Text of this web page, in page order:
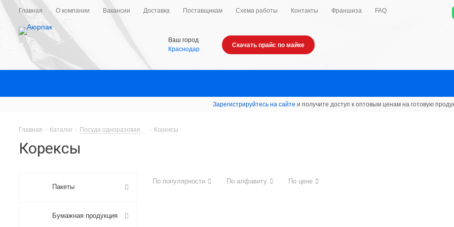
Главная О компании Вакансии Доставка Поставщикам Схема работы Контакты Франшиза FAQ
Ваш город
Краснодар
Скачать прайс по майке
Зарегистрируйтесь на сайте и получите доступ к оптовым ценам на готовую
Главная - Каталог - Посуда одноразовая - Корексы
Корексы
По популярности По алфавиту По цене
Пакеты
Бумажная продукция